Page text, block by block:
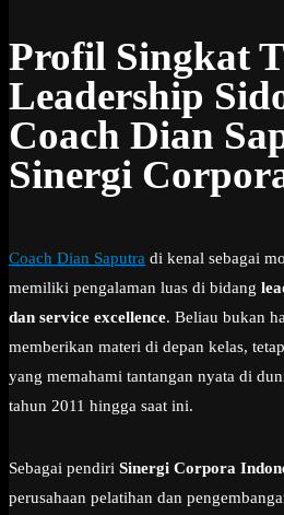
Profil Singkat
Leadership
Coach Dian
Sinergi
Coach Dian Saputra di kenal sebagai
memiliki pengalaman luas di bidang
dan service excellence. Beliau bukan
memberikan materi di depan kelas,
yang memahami tantangan nyata di
tahun 2011 hingga saat ini.
Sebagai pendiri Sinergi Corpora
perusahaan pelatihan dan